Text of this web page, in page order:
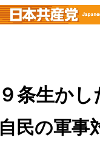
９条生か
自民の軍事